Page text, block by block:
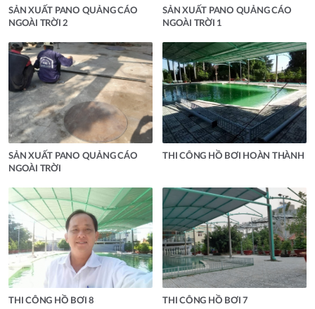
SẢN XUẤT PANO QUẢNG CÁO
NGOÀI TRỜI 2
SẢN XUẤT PANO QUẢNG CÁO
NGOÀI TRỜI 1
SẢN XUẤT PANO QUẢNG CÁO
NGOÀI TRỜI
THI CÔNG HỒ BƠI HOÀN THÀNH
THI CÔNG HỒ BƠI 8 THI CÔNG HỒ BƠI 7